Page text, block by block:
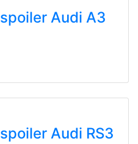
Audi A3
Audi RS3